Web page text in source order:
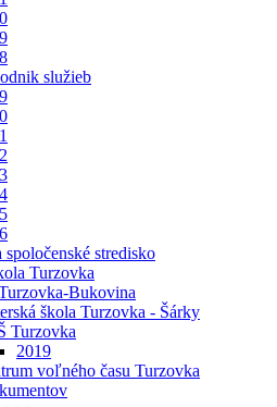
služieb
stredisko
Turzovka
Bukovina
škola Turzovka - Šárky
Turzovka
2019
voľného času Turzovka